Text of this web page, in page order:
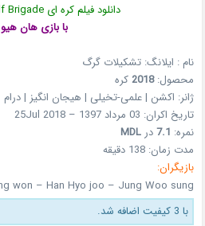
دانلود فیلم کره ای Illang The Wolf Brigade
با بازی هان
نام : ایلانگ: تشکیلات گرگ
محصول:2018 کره
ژانر: اکشن | علمی-تخیلی | هیجان انگیز | درام
تاریخ اکران: 03 مرداد 1397 – 25Jul 2018
نمره: 7.1درMDL
مدت زمان: 138 دقیقه
بازیگران:
won – Han Hyo joo – Jung Woo sung
با 3 کیفیت اضافه شد.